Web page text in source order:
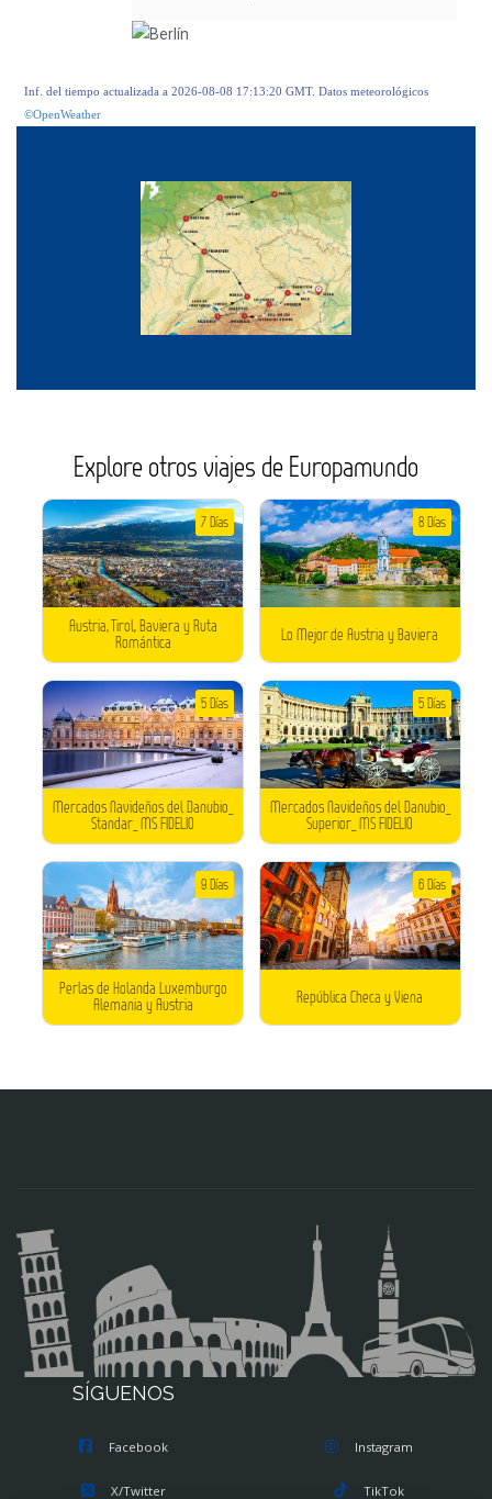
Inf. del tiempo actualizada a 2026-08-08 17:13:20 GMT. Datos meteorológicos
©OpenWeather
Explore otros viajes de Europamundo
Austria, Tirol, Baviera y Ruta
Romántica
7 Días
Lo Mejor de Austria y Baviera
8 Días
Mercados Navideños del Danubio_
Standar_ MS FIDELIO
5 Días
Mercados Navideños del Danubio_
Superior_ MS FIDELIO
5 Días
Perlas de Holanda Luxemburgo
Alemania y Austria
9 Días
República Checa y Viena
6 Días
SÍGUENOS
Facebook
X/Twitter
Instagram
TikTok